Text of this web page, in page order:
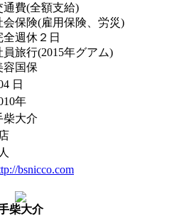
通費(全額支給)
会保険(雇用保険、労災)
全週休２日
員旅行(2015年グアム)
容国保
日
年
柴大介
bsnicco.com
柴大介